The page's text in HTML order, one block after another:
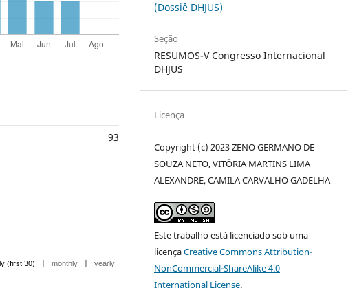
93
(first 30) | monthly | yearly
(Dossiê DHJUS)
Seção
RESUMOS-V Congresso Internacional
DHJUS
Licença
Copyright (c) 2023 ZENO GERMANO DE
SOUZA NETO, VITÓRIA MARTINS LIMA
ALEXANDRE, CAMILA CARVALHO GADELHA
Este trabalho está licenciado sob uma
licençaCreative Commons Attribution-
NonCommercial-ShareAlike 4.0
International License.